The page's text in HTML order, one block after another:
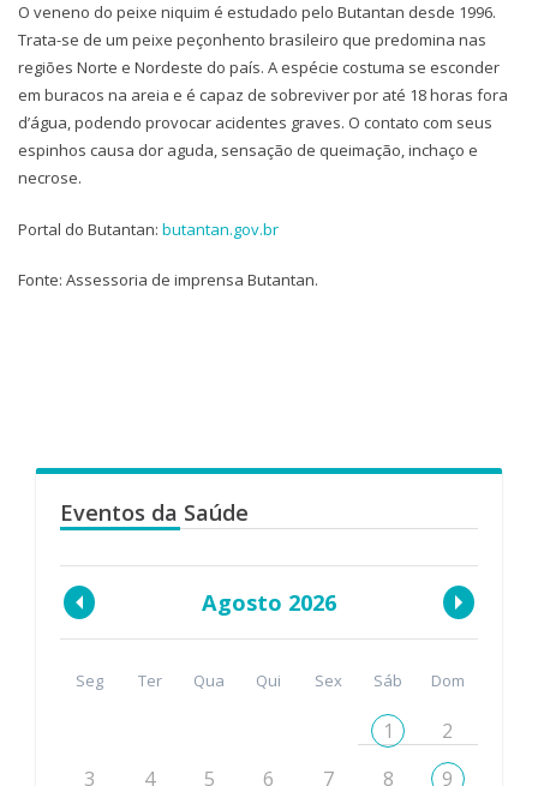
O veneno do peixe niquim é estudado pelo Butantan desde 1996.
Trata-se de um peixe peçonhento brasileiro que predomina nas
regiões Norte e Nordeste do país. A espécie costuma se esconder
em buracos na areia e é capaz de sobreviver por até 18 horas fora
d’água, podendo provocar acidentes graves. O contato com seus
espinhos causa dor aguda, sensação de queimação, inchaço e
necrose.
Portal do Butantan: butantan.gov.br
Fonte: Assessoria de imprensa Butantan.
Eventos da Saúde
Agosto 2026
Seg Ter Qua Qui Sex Sáb Dom
1
2
3
4 5 6 7 8 9